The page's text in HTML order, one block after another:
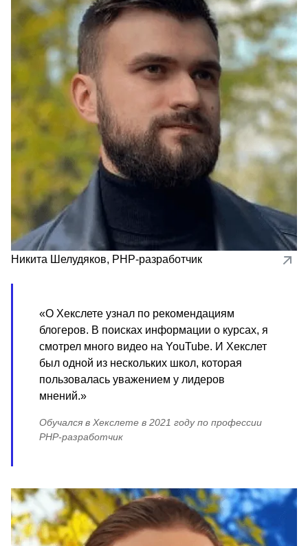
Никита Шелудяков, PHP-разработчик
«О Хекслете узнал по рекомендациям
блогеров. В поисках информации о курсах, я
смотрел много видео на YouTube. И Хекслет
был одной из нескольких школ, которая
пользовалась уважением у лидеров
мнений.»
Обучался в Хекслете в 2021 году по профессии
PHP-разработчик